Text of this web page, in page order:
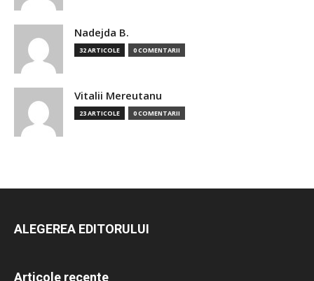
Nadejda B.
32 ARTICOLE 0 COMENTARII
Vitalii Mereutanu
23 ARTICOLE 0 COMENTARII
ALEGEREA EDITORULUI
Articole recente